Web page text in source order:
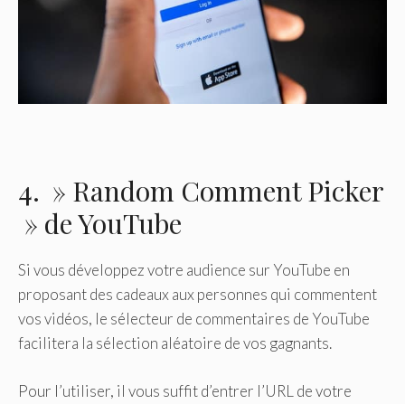
4. » Random Comment Picker
» de YouTube
Si vous développez votre audience sur YouTube en
proposant des cadeaux aux personnes qui commentent
vos vidéos, le sélecteur de commentaires de YouTube
facilitera la sélection aléatoire de vos gagnants.
Pour l’utiliser, il vous suffit d’entrer l’URL de votre